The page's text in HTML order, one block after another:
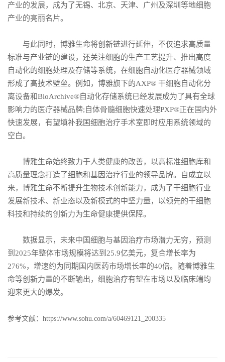
产业的发展，成为了无锡、北京、天津、广州及深圳等地细胞
产业的亮丽名片。
与此同时，博雅生命将创新链进行延伸，不仅追求高质量
标准与产业链的建设，还关注细胞的生产工艺提升、推出高度
自动化的细胞处理及存储等系统，在细胞自动化医疗器械领域
形成了高技术壁垒。例如，博雅旗下的AXP® 干细胞自动化分
离设备和BioArchive®自动化存储系统已经发展成为了具有全球
影响力的医疗器械品牌;自体骨髓细胞快速处理PXP®正在国内外
快速发展，有望填补我国细胞治疗手术室即时应用系统领域的
空白。
博雅生命始终致力于人类健康的改善，以高标准细胞库和
高质量理念打造了细胞和基因治疗行业的领导品牌。自成立以
来，博雅生命不断提升生物技术创新能力，成为了干细胞行业
发展新技术、新业态以及新模式的中坚力量，以领先的干细胞
科技和持续的创新力为生命健康提供保障。
数据显示，未来中国细胞与基因治疗市场潜力无穷，预测
到2025年整体市场规模将达到25.9亿美元，复合增长率为
276%，增速约为同期国内医药市场增长率的40倍。随着博雅生
命等创新力量的不断输出，细胞治疗有望在市场以及临床端均
迎来更大的爆发。
参考文献：https://www.sohu.com/a/60469121_200335